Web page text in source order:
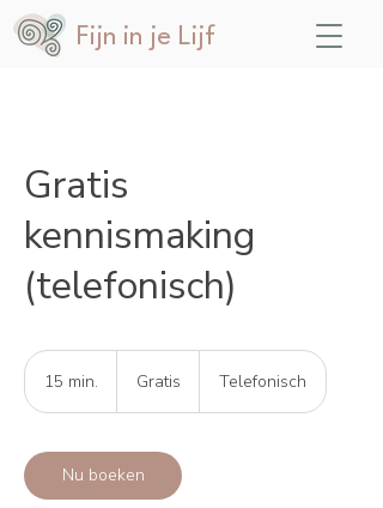
Fijn in je Lijf
Gratis
kennismaking
(telefonisch)
15 min.
i
n
.
Gratis Telefonisch
Nu boeken